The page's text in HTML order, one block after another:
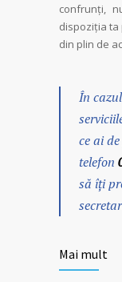
confrunți,
dispoziția ta
din plin de
În
ce ai
telefon
să îți
Mai mult